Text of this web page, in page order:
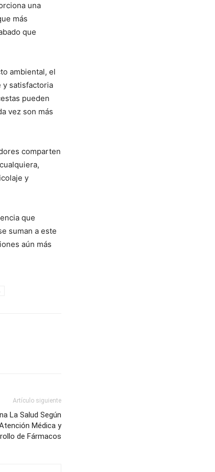
una
más
que
ambiental, el
y satisfactoria
pueden
vez son más
comparten
y
que
suman a este
aún más
Artículo siguiente
La Salud Según
Médica y
de Fármacos